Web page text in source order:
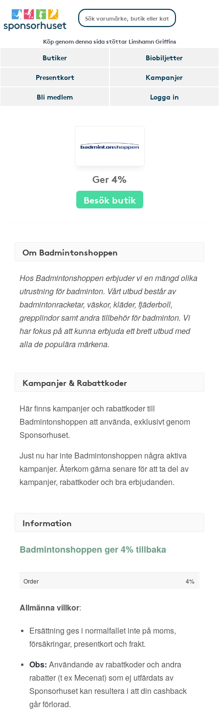
Köp genom denna sida stöttar Limhamn Griffins
Butiker
Biobiljetter
Presentkort
Kampanjer
Bli medlem
Logga in
Ger 4%
Besök butik
Om Badmintonshoppen
Hos Badmintonshoppen erbjuder vi en mängd olika
utrustning för badminton. Vårt utbud består av
badmintonracketar, väskor, kläder, fjäderboll,
grepplindor samt andra tillbehör för badminton. Vi
har fokus på att kunna erbjuda ett brett utbud med
alla de populära märkena.
Kampanjer & Rabattkoder
Här finns kampanjer och rabattkoder till
Badmintonshoppen att använda, exklusivt genom
Sponsorhuset.
Just nu har inte Badmintonshoppen några aktiva
kampanjer. Återkom gärna senare för att ta del av
kampanjer, rabattkoder och bra erbjudanden.
Information
Badmintonshoppen ger 4% tillbaka
Order 4%
Allmänna villkor:
Ersättning ges i normalfallet inte på moms,
försäkringar, presentkort och frakt.
Obs: Användande av rabattkoder och andra
rabatter (t ex Mecenat) som ej utfärdats av
Sponsorhuset kan resultera i att din cashback
går förlorad.